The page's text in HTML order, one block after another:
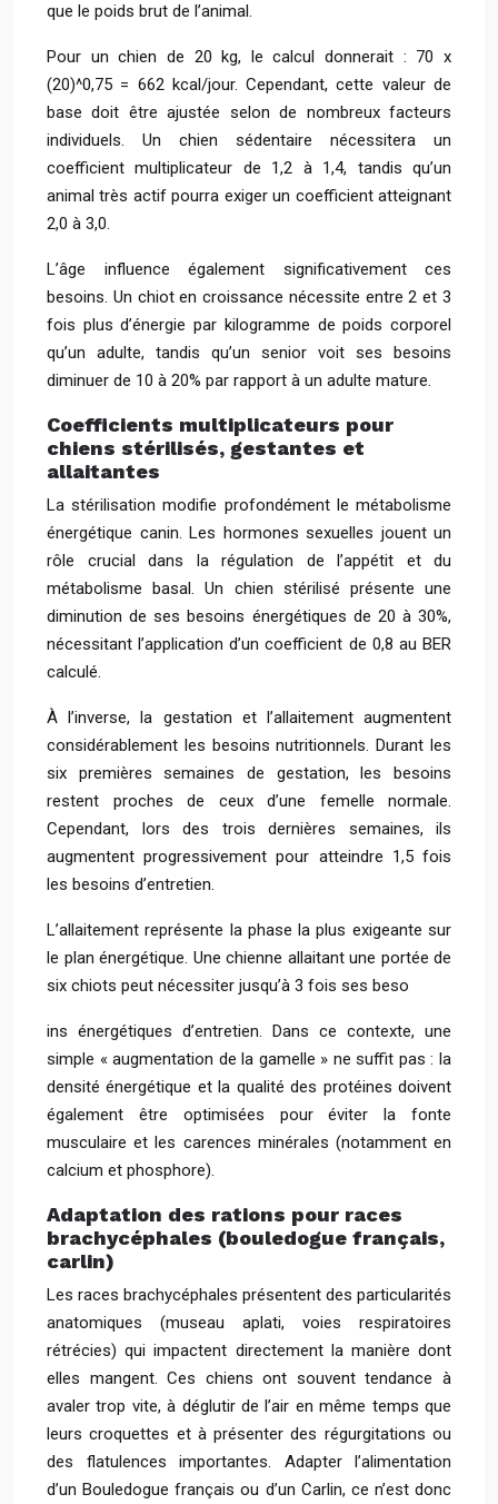
que le poids brut de l’animal.
Pour un chien de 20 kg, le calcul donnerait : 70 x
(20)^0,75 = 662 kcal/jour. Cependant, cette valeur de
base doit être ajustée selon de nombreux facteurs
individuels. Un chien sédentaire nécessitera un
coefficient multiplicateur de 1,2 à 1,4, tandis qu’un
animal très actif pourra exiger un coefficient atteignant
2,0 à 3,0.
L’âge influence également significativement ces
besoins. Un chiot en croissance nécessite entre 2 et 3
fois plus d’énergie par kilogramme de poids corporel
qu’un adulte, tandis qu’un senior voit ses besoins
diminuer de 10 à 20% par rapport à un adulte mature.
Coefficients multiplicateurs pour
chiens stérilisés, gestantes et
allaitantes
La stérilisation modifie profondément le métabolisme
énergétique canin. Les hormones sexuelles jouent un
rôle crucial dans la régulation de l’appétit et du
métabolisme basal. Un chien stérilisé présente une
diminution de ses besoins énergétiques de 20 à 30%,
nécessitant l’application d’un coefficient de 0,8 au BER
calculé.
À l’inverse, la gestation et l’allaitement augmentent
considérablement les besoins nutritionnels. Durant les
six premières semaines de gestation, les besoins
restent proches de ceux d’une femelle normale.
Cependant, lors des trois dernières semaines, ils
augmentent progressivement pour atteindre 1,5 fois
les besoins d’entretien.
L’allaitement représente la phase la plus exigeante sur
le plan énergétique. Une chienne allaitant une portée de
six chiots peut nécessiter jusqu’à 3 fois ses beso
ins énergétiques d’entretien. Dans ce contexte, une
simple « augmentation de la gamelle » ne suffit pas : la
densité énergétique et la qualité des protéines doivent
également être optimisées pour éviter la fonte
musculaire et les carences minérales (notamment en
calcium et phosphore).
Adaptation des rations pour races
brachycéphales (bouledogue français,
carlin)
Les races brachycéphales présentent des particularités
anatomiques (museau aplati, voies respiratoires
rétrécies) qui impactent directement la manière dont
elles mangent. Ces chiens ont souvent tendance à
avaler trop vite, à déglutir de l’air en même temps que
leurs croquettes et à présenter des régurgitations ou
des flatulences importantes. Adapter l’alimentation
d’un Bouledogue français ou d’un Carlin, ce n’est donc